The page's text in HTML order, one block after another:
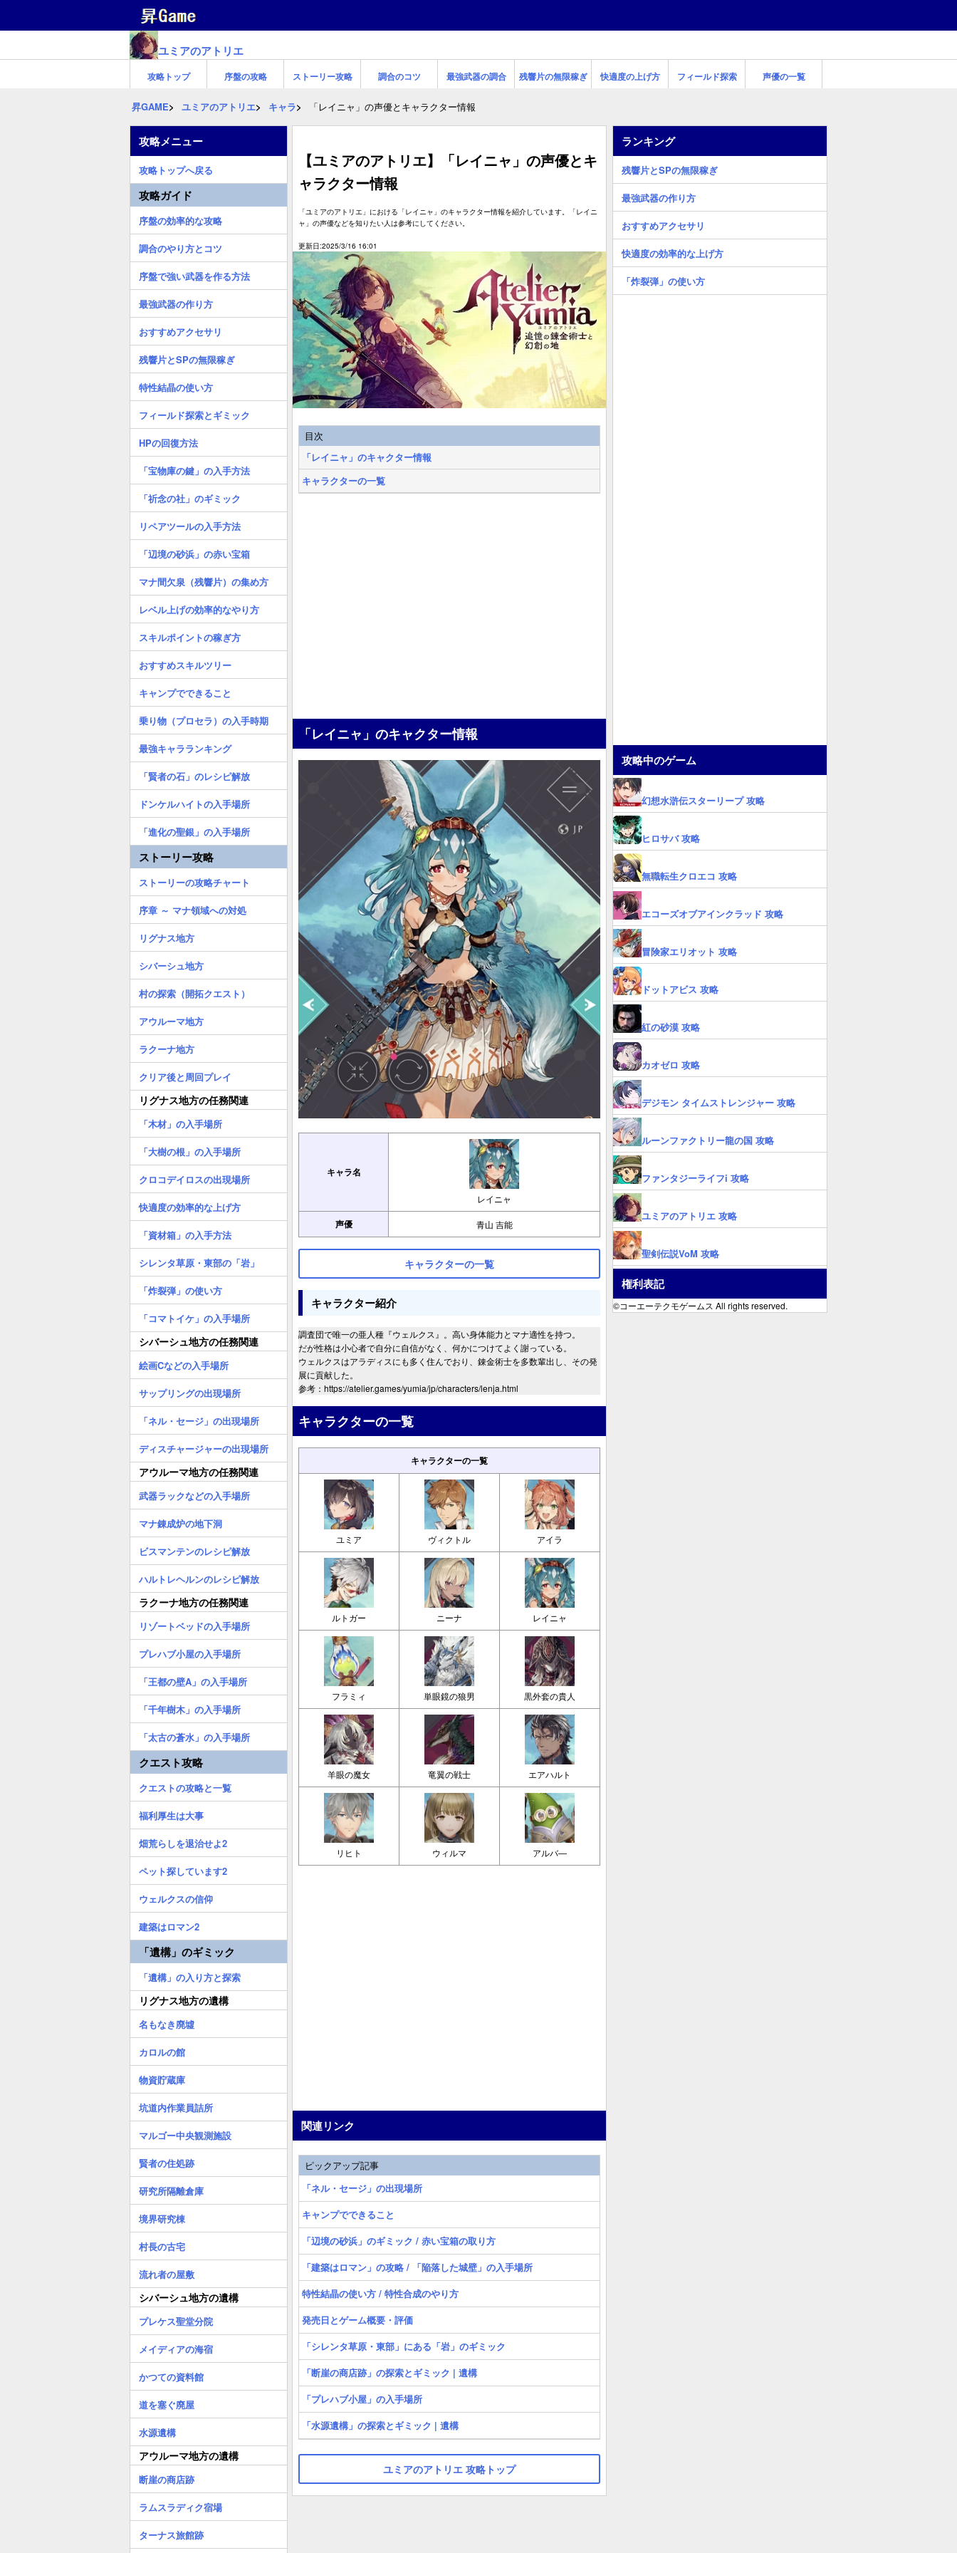
ユミアのアトリエ
攻略トップ 序盤の攻略 ストーリー攻略 調合のコツ 最強武器の調合 残響片の無限稼ぎ 快適度の上げ方 フィールド探索 声優の一覧
昇GAME ユミアのアトリエ キャラ 「レイニャ」の声優とキャラクター情報
【ユミアのアトリエ】「レイニャ」の声優とキ
ャラクター情報
「ユミアのアトリエ」における「レイニャ」のキャラクター情報を紹介しています。「レイニ
ャ」の声優などを知りたい人は参考にしてください。
更新日:2025/3/16 16:01
目次
「レイニャ」のキャクター情報
キャラクターの一覧
「レイニャ」のキャクター情報
キャラ名
レイニャ
声優 青山 吉能
キャラクターの一覧
キャラクター紹介
調査団で唯一の亜人種『ウェルクス』。高い身体能力とマナ適性を持つ。
だが性格は小心者で自分に自信がなく、何かにつけてよく謝っている。
ウェルクスはアラディスにも多く住んでおり、錬金術士を多数輩出し、その発
展に貢献した。
参考：https://atelier.games/yumia/jp/characters/lenja.html
キャラクターの一覧
キャラクターの一覧
ユミア ヴィクトル アイラ
ルトガー ニーナ レイニャ
フラミィ 単眼鏡の狼男 黒外套の貴人
羊眼の魔女 竜翼の戦士 エアハルト
リヒト ウィルマ アルバ―
関連リンク
ピックアップ記事
「ネル・セージ」の出現場所
キャンプでできること
「辺境の砂浜」のギミック / 赤い宝箱の取り方
「建築はロマン」の攻略 / 「陥落した城壁」の入手場所
特性結晶の使い方 / 特性合成のやり方
発売日とゲーム概要・評価
「シレンタ草原・東部」にある「岩」のギミック
「断崖の商店跡」の探索とギミック | 遺構
「プレハブ小屋」の入手場所
「水源遺構」の探索とギミック | 遺構
ユミアのアトリエ 攻略トップ
攻略メニュー
攻略トップへ戻る
攻略ガイド
序盤の効率的な攻略
調合のやり方とコツ
序盤で強い武器を作る方法
最強武器の作り方
おすすめアクセサリ
残響片とSPの無限稼ぎ
特性結晶の使い方
フィールド探索とギミック
HPの回復方法
「宝物庫の鍵」の入手方法
「祈念の社」のギミック
リペアツールの入手方法
「辺境の砂浜」の赤い宝箱
マナ間欠泉（残響片）の集め方
レベル上げの効率的なやり方
スキルポイントの稼ぎ方
おすすめスキルツリー
キャンプでできること
乗り物（プロセラ）の入手時期
最強キャラランキング
「賢者の石」のレシピ解放
ドンケルハイトの入手場所
「進化の聖銀」の入手場所
ストーリー攻略
ストーリーの攻略チャート
序章 ～ マナ領域への対処
リグナス地方
シバーシュ地方
村の探索（開拓クエスト）
アウルーマ地方
ラクーナ地方
クリア後と周回プレイ
リグナス地方の任務関連
「木材」の入手場所
「大樹の根」の入手場所
クロコデイロスの出現場所
快適度の効率的な上げ方
「資材箱」の入手方法
シレンタ草原・東部の「岩」
「炸裂弾」の使い方
「コマトイケ」の入手場所
シバーシュ地方の任務関連
絵画Cなどの入手場所
サップリングの出現場所
「ネル・セージ」の出現場所
ディスチャージャーの出現場所
アウルーマ地方の任務関連
武器ラックなどの入手場所
マナ錬成炉の地下洞
ビスマンテンのレシピ解放
ハルトレヘルンのレシピ解放
ラクーナ地方の任務関連
リゾートベッドの入手場所
プレハブ小屋の入手場所
「王都の壁A」の入手場所
「千年樹木」の入手場所
「太古の蒼水」の入手場所
クエスト攻略
クエストの攻略と一覧
福利厚生は大事
畑荒らしを退治せよ2
ペット探しています2
ウェルクスの信仰
建築はロマン2
「遺構」のギミック
「遺構」の入り方と探索
リグナス地方の遺構
名もなき廃墟
カロルの館
物資貯蔵庫
坑道内作業員詰所
マルゴー中央観測施設
賢者の住処跡
研究所隔離倉庫
境界研究棟
村長の古宅
流れ者の屋敷
シバーシュ地方の遺構
プレケス聖堂分院
メイディアの海宿
かつての資料館
道を塞ぐ廃屋
水源遺構
アウルーマ地方の遺構
断崖の商店跡
ラムスラディク宿場
ターナス旅館跡
ランキング
残響片とSPの無限稼ぎ
最強武器の作り方
おすすめアクセサリ
快適度の効率的な上げ方
「炸裂弾」の使い方
攻略中のゲーム
幻想水滸伝スターリープ 攻略
ヒロサバ 攻略
無職転生クロエコ 攻略
エコーズオブアインクラッド 攻略
冒険家エリオット 攻略
ドットアビス 攻略
紅の砂漠 攻略
カオゼロ 攻略
デジモン タイムストレンジャー 攻略
ルーンファクトリー龍の国 攻略
ファンタジーライフi 攻略
ユミアのアトリエ 攻略
聖剣伝説VoM 攻略
権利表記
©コーエーテクモゲームス All rights reserved.